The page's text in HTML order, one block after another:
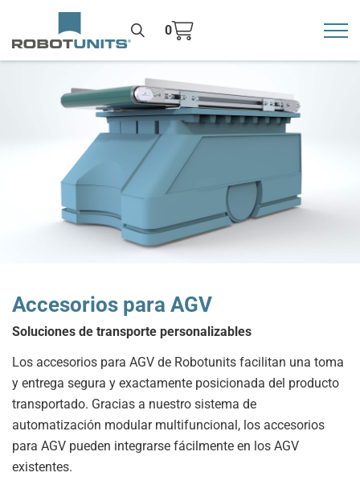
0
Accesorios para AGV
Soluciones de transporte personalizables
Los accesorios para AGV de Robotunits facilitan una toma
y entrega segura y exactamente posicionada del producto
transportado. Gracias a nuestro sistema de
automatización modular multifuncional, los accesorios
para AGV pueden integrarse fácilmente en los AGV
existentes.